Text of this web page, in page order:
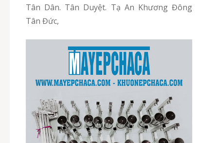
Tân Dân. Tân Duyệt. Tạ An Khương Đông
Tân Đức,